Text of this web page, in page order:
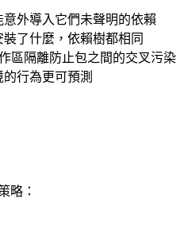
外導入它們未聲明的依賴
了什麼，依賴樹都相同
區隔離防止包之間的交叉污染
行為更可預測
略：